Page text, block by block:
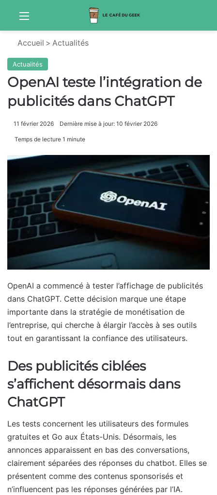
Menu
Accueil > Actualités
Actualités
OpenAI teste l’intégration de
publicités dans ChatGPT
11 février 2026 Dernière mise à jour: 10 février 2026
Temps de lecture 1 minute
OpenAI a commencé à tester l’affichage de publicités
dans ChatGPT. Cette décision marque une étape
importante dans la stratégie de monétisation de
l’entreprise, qui cherche à élargir l’accès à ses outils
tout en garantissant la confiance des utilisateurs.
Des publicités ciblées
s’affichent désormais dans
ChatGPT
Les tests concernent les utilisateurs des formules
gratuites et Go aux États-Unis. Désormais, les
annonces apparaissent en bas des conversations,
clairement séparées des réponses du chatbot. Elles se
présentent comme des contenus sponsorisés et
n’influencent pas les réponses générées par l’IA.